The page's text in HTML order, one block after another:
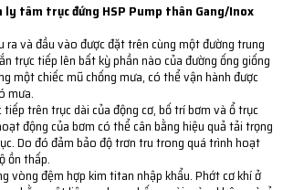
ly tâm trục đứng HSP Pump thân Gang/Inox
ra và đầu vào được đặt trên cùng một đường trung
trực tiếp lên bất kỳ phần nào của đường ống giống
một chiếc mũ chống mưa, có thể vận hành được
mưa.
trên trục dài của động cơ, bố trí bơm và ổ trục
động của bơm có thể cân bằng hiệu quả tải trọng
Do đó đảm bảo độ trơn tru trong quá trình hoạt
ồn thấp.
vòng đệm hợp kim titan nhập khẩu. Phớt cơ khí ở